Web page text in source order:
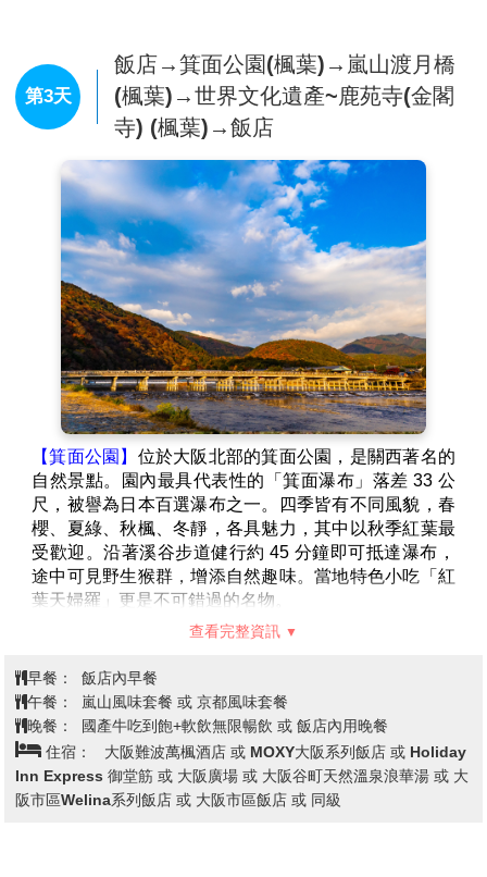
第3天
飯店→箕面公園(楓葉)→嵐山渡月橋
(楓葉)→世界文化遺產~鹿苑寺(金閣
寺) (楓葉)→飯店
【箕面公園】 位於大阪北部的箕面公園，是關西著名的
自然景點。園內最具代表性的「箕面瀑布」落差 33 公
尺，被譽為日本百選瀑布之一。四季皆有不同風貌，春
櫻、夏綠、秋楓、冬靜，各具魅力，其中以秋季紅葉最
受歡迎。沿著溪谷步道健行約 45 分鐘即可抵達瀑布，
途中可見野生猴群，增添自然趣味。當地特色小吃「紅
葉天婦羅」更是不可錯過的名物。
【京都嵐山渡月橋】渡月橋乃昔日山天皇因皓月橫空啟
的渡月橋，自古即有許多詩歌為之傳頌，此地的秋色與
冬景常是騷人墨客最好的題材，有著濃郁之傳說色彩，
漫步悠遊，令人心曠神怡，站在渡月橋上觀賞滿山白色
的山櫻景致，好似覆雪的山。續往嵯峨野竹林步道欣賞
竹林之美，沿路二旁的竹木高聳，靜幽詩情，閑靜中盡
是畫意。
查看完整資訊
早餐：
飯店內早餐
午餐：
嵐山風味套餐 或 京都風味套餐
晚餐：
國產牛吃到飽+軟飲無限暢飲 或 飯店內用晚餐
住宿：
大阪難波萬楓酒店 或 MOXY大阪系列飯店 或 Holiday
Inn Express 御堂筋 或 大阪廣場 或 大阪谷町天然溫泉浪華湯 或 大
阪市區Welina系列飯店 或 大阪市區飯店 或 同級